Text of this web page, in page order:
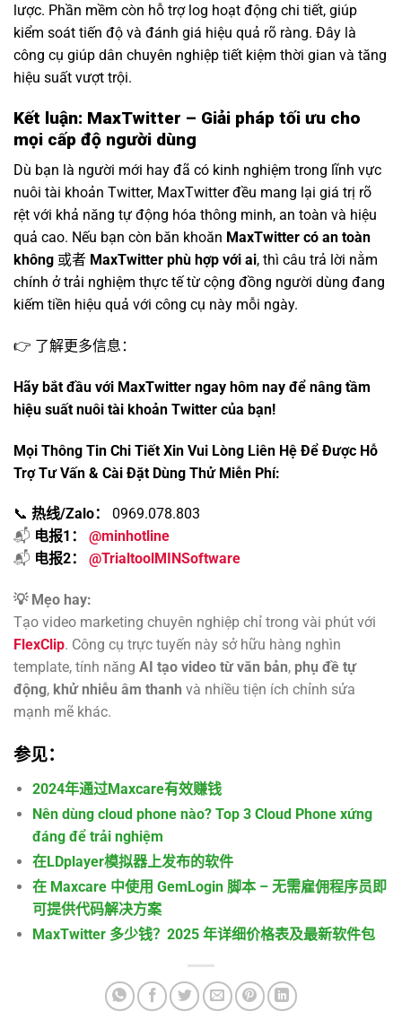
lược. Phần mềm còn hỗ trợ log hoạt động chi tiết, giúp
kiểm soát tiến độ và đánh giá hiệu quả rõ ràng. Đây là
công cụ giúp dân chuyên nghiệp tiết kiệm thời gian và tăng
hiệu suất vượt trội.
Kết luận: MaxTwitter – Giải pháp tối ưu cho
mọi cấp độ người dùng
Dù bạn là người mới hay đã có kinh nghiệm trong lĩnh vực
nuôi tài khoản Twitter, MaxTwitter đều mang lại giá trị rõ
rệt với khả năng tự động hóa thông minh, an toàn và hiệu
quả cao. Nếu bạn còn băn khoăn MaxTwitter có an toàn
không 或者 MaxTwitter phù hợp với ai, thì câu trả lời nằm
chính ở trải nghiệm thực tế từ cộng đồng người dùng đang
kiếm tiền hiệu quả với công cụ này mỗi ngày.
👉 了解更多信息：
Hãy bắt đầu với MaxTwitter ngay hôm nay để nâng tầm
hiệu suất nuôi tài khoản Twitter của bạn!
Mọi Thông Tin Chi Tiết Xin Vui Lòng Liên Hệ Để Được Hỗ
Trợ Tư Vấn & Cài Đặt Dùng Thử Miễn Phí:
📞 热线/Zalo： 0969.078.803
📬 电报1： @minhotline
📬 电报2： @TrialtoolMINSoftware
💡 Mẹo hay:
Tạo video marketing chuyên nghiệp chỉ trong vài phút với
FlexClip. Công cụ trực tuyến này sở hữu hàng nghìn
template, tính năng AI tạo video từ văn bản, phụ đề tự
động, khử nhiễu âm thanh và nhiều tiện ích chỉnh sửa
mạnh mẽ khác.
参见：
2024年通过Maxcare有效赚钱
Nên dùng cloud phone nào? Top 3 Cloud Phone xứng
đáng để trải nghiệm
在LDplayer模拟器上发布的软件
在 Maxcare 中使用 GemLogin 脚本 – 无需雇佣程序员即
可提供代码解决方案
MaxTwitter 多少钱？2025 年详细价格表及最新软件包